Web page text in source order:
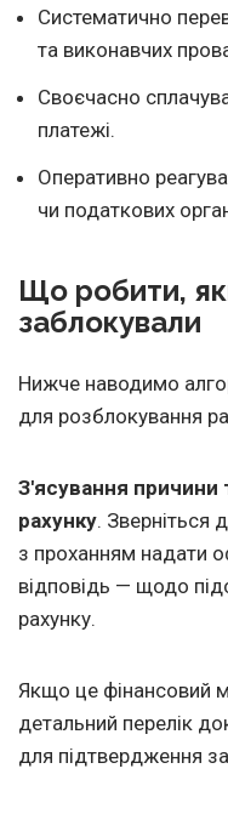
Систематично
та виконавчих
Своєчасно
платежі.
Оперативно
чи податкових
Що робити,
заблокували
Нижче наводимо
для розблокування
З'ясування причини
рахунку. Зверніться
з проханням надати
відповідь — щодо
рахунку.
Якщо це фінансовий
детальний перелік
для підтвердження